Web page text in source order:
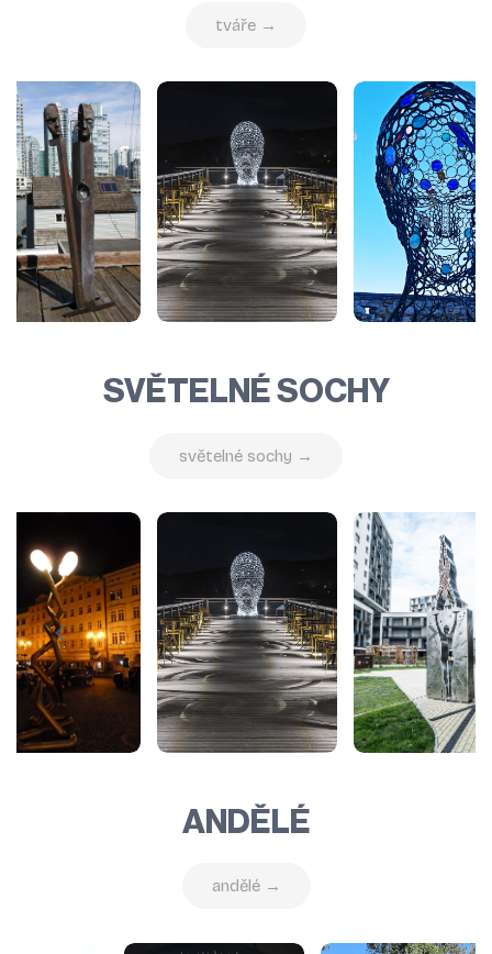
tváře →
SVĚTELNÉ SOCHY
světelné sochy →
ANDĚLÉ
andělé →